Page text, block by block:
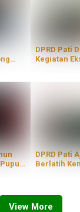
DPRD Pati
Kegiatan
DPRD Pati
Berlatih
View More